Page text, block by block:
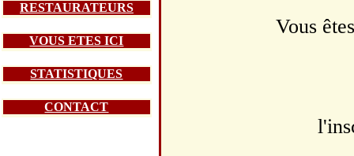
RESTAURATEURS
VOUS ETES ICI
STATISTIQUES
CONTACT
Vous